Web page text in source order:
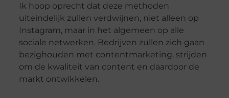
Ik hoop oprecht dat deze methoden
uiteindelijk zullen verdwijnen, niet alleen op
Instagram, maar in het algemeen op alle
sociale netwerken. Bedrijven zullen zich gaan
bezighouden met contentmarketing, strijden
om de kwaliteit van content en daardoor de
markt ontwikkelen.